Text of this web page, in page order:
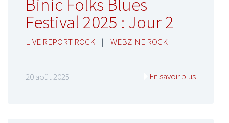
Binic Folks Blues
Festival 2025 : Jour 2
LIVE REPORT ROCK | WEBZINE ROCK
20 août 2025 En savoir plus